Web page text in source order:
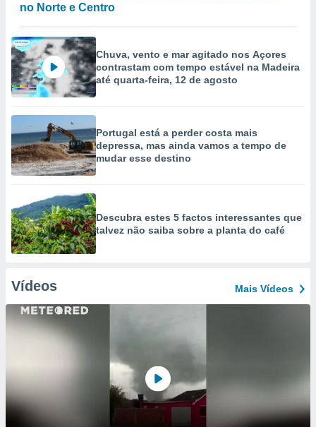
no Norte e Centro
Chuva, vento e mar agitado nos Açores
contrastam com tempo estável na Madeira
até quarta-feira, 12 de agosto
Portugal está a perder costa mais
depressa, mas ainda vamos a tempo de
mudar esse destino
Descubra estes 5 factos interessantes que
talvez não saiba sobre a planta do café
Vídeos Mais Vídeos